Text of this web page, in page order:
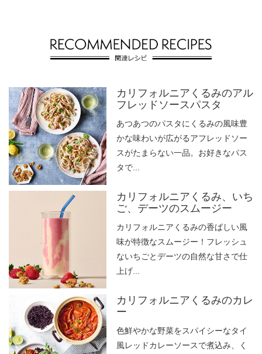
カリフォルニアくるみのアル
フレッドソースパスタ
あつあつのパスタにくるみの風味豊
かな味わいが広がるアフレッドソー
スがたまらない一品。お好きなパス
タで...
カリフォルニアくるみ、いち
ご、デーツのスムージー
カリフォルニアくるみの香ばしい風
味が特徴なスムージー！フレッシュ
ないちごとデーツの自然な甘さで仕
上げ...
カリフォルニアくるみのカレ
ー
色鮮やかな野菜をスパイシーなタイ
風レッドカレーソースで煮込み、く